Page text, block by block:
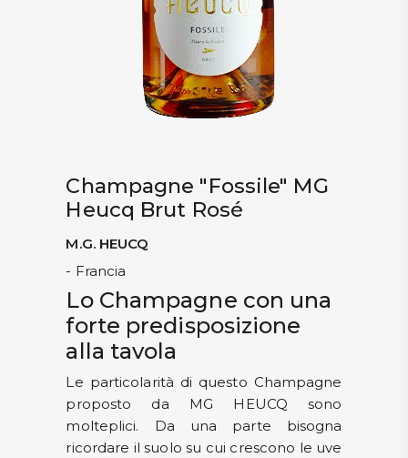
Champagne "Fossile" MG
Heucq Brut Rosé
M.G. HEUCQ
- Francia
Lo Champagne con una
forte predisposizione
alla tavola
Le particolarità di questo Champagne
proposto da MG HEUCQ sono
molteplici. Da una parte bisogna
ricordare il suolo su cui crescono le uve